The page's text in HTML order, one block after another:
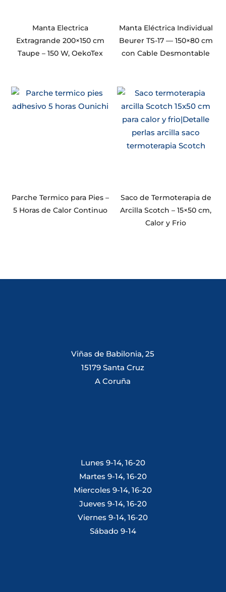
Manta Electrica
Extragrande 200×150 cm
Taupe – 150 W, OekoTex
Manta Eléctrica Individual
Beurer TS-17 — 150×80 cm
con Cable Desmontable
Parche Termico para Pies –
5 Horas de Calor Continuo
Saco de Termoterapia de
Arcilla Scotch – 15×50 cm,
Calor y Frio
Viñas de Babilonia, 25
15179 Santa Cruz
A Coruña
Lunes 9-14, 16-20
Martes 9-14, 16-20
Miercoles 9-14, 16-20
Jueves 9-14, 16-20
Viernes 9-14, 16-20
Sábado 9-14